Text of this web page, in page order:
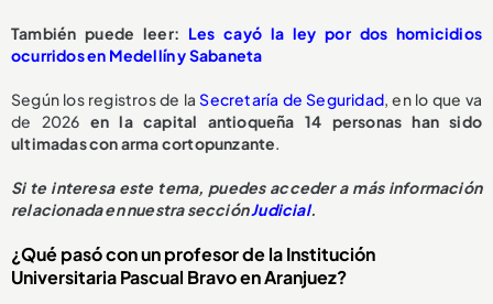
También puede leer: Les cayó la ley por dos homicidios
ocurridos en Medellín y Sabaneta
Según los registros de laSecretaría de Seguridad, en lo que va
de 2026 en la capital antioqueña 14 personas han sido
ultimadas con arma cortopunzante.
Si te interesa este tema, puedes acceder a más información
relacionada en nuestra secciónJudicial.
¿Qué pasó con un profesor de la Institución
Universitaria Pascual Bravo en Aranjuez?